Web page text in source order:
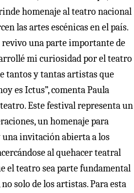
homenaje al teatro nacional
las artes escénicas en el país.
revivo una parte importante de
mi curiosidad por el teatro
tantos y tantas artistas que
es Ictus”, comenta Paula
Este festival representa un
un homenaje para
una invitación abierta a los
al quehacer teatral
el teatro sea parte fundamental
solo de los artistas. Para esta